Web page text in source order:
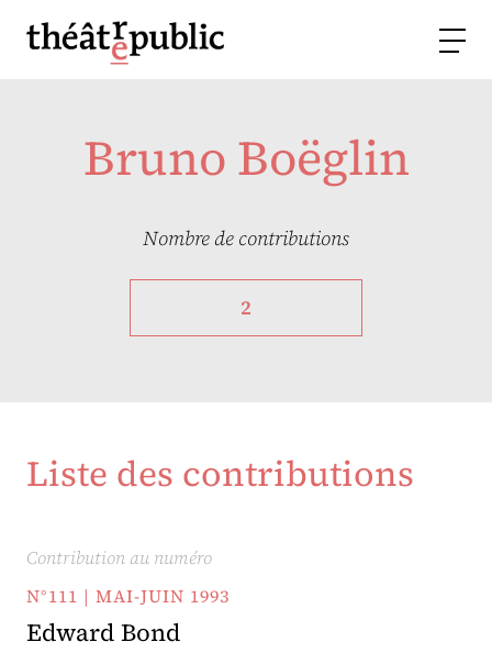
Bruno Boëglin
Nombre de contributions
2
Liste des contributions
Contribution au numéro
N°111 | MAI-JUIN 1993
Edward Bond